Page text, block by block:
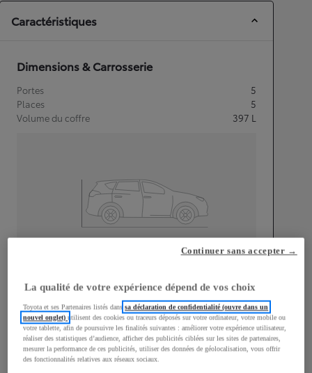
Caractéristiques
Dimensions & Carrosserie
Portes
5
Places
5
Volume du coffre
397 L
Largeur
1 765mm
La qualité de votre expérience dépend de vos choix
Toyota et ses Partenaires listés danssa déclaration de confidentialité (ouvre dans un
nouvel onglet)utilisent des cookies ou traceurs déposés sur votre ordinateur, votre mobile ou
votre tablette, afin de poursuivre les finalités suivantes : améliorer votre expérience utilisateur,
réaliser des statistiques d’audience, afficher des publicités ciblées sur les sites de partenaires,
mesurer la performance de ces publicités, utiliser des données de géolocalisation, vous offrir
des fonctionnalités relatives aux réseaux sociaux.
Continuer sans accepter →